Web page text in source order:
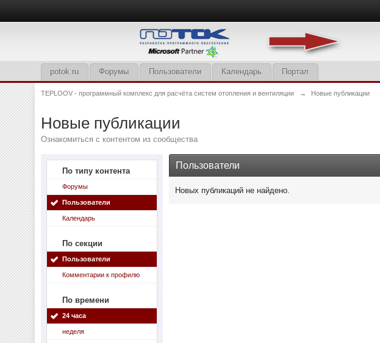
potok.ru Форумы Пользователи Календарь Портал
TEPLOOV - программный комплекс для расчёта систем отопления и вентиляции → Новые публикации
Новые публикации
Ознакомиться с контентом из сообщества
По типу контента
Форумы
Пользователи
Календарь
По секции
Пользователи
Комментарии к профилю
По времени
24 часа
неделя
Пользователи
Новых публикаций не найдено.